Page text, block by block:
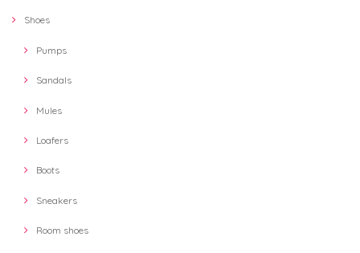
Shoes
Pumps
Sandals
Mules
Loafers
Boots
Sneakers
Room shoes